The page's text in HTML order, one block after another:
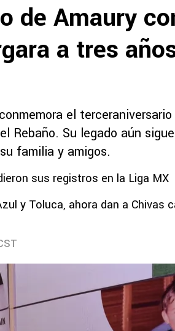
de Amaury
a tres
el
Rebaño. Su legado aún
familia y amigos.
sus registros en la Liga MX
y Toluca, ahora dan a Chivas